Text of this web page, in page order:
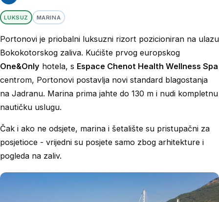
LUKSUZ MARINA
Portonovi je priobalni luksuzni rizort pozicioniran na ulazu
Bokokotorskog zaliva. Kućište prvog europskog
One&Only hotela, s Espace Chenot Health Wellness Spa
centrom, Portonovi postavlja novi standard blagostanja
na Jadranu. Marina prima jahte do 130 m i nudi kompletnu
nautičku uslugu.
Čak i ako ne odsjete, marina i šetalište su pristupačni za
posjetioce - vrijedni su posjete samo zbog arhitekture i
pogleda na zaliv.